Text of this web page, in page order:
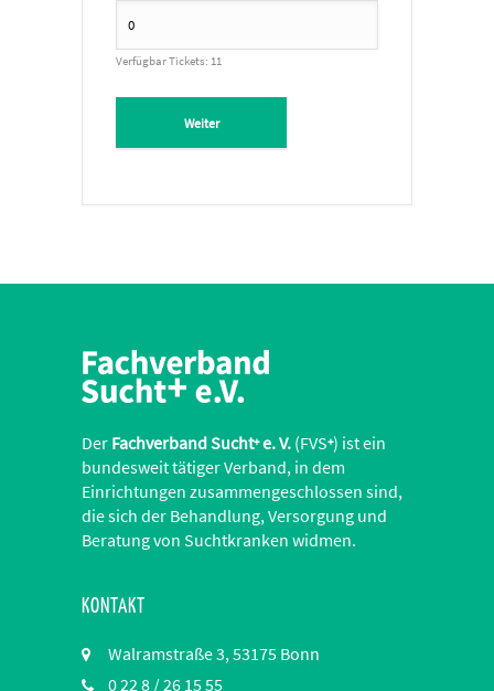
Verfügbar Tickets: 11
Weiter
Der Fachverband Sucht+e. V. (FVS+) ist ein
bundesweit tätiger Verband, in dem
Einrichtungen zusammengeschlossen sind,
die sich der Behandlung, Versorgung und
Beratung von Suchtkranken widmen.
KONTAKT
Walramstraße 3, 53175 Bonn
0 22 8 / 26 15 55